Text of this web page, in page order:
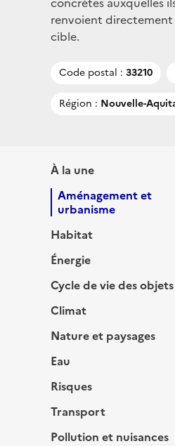
renvoient directement
cible.
Code postal : 33210
Région : Nouvelle-
À la une
Aménagement et
urbanisme
Habitat
Énergie
Cycle de vie des objets
Climat
Nature et paysages
Eau
Risques
Transport
Pollution et nuisances